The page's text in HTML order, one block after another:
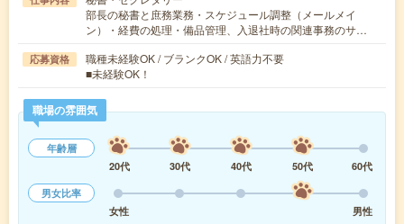
部長の秘書と庶務業務・スケジュール調整（メールメイ
ン）・経費の処理・備品管理、入退社時の関連事務のサ…
応募資格
職種未経験OK / ブランクOK / 英語力不要
■未経験OK！
職場の雰囲気
年齢層
20代
30代 40代 50代
60代
男女比率
女性
男性